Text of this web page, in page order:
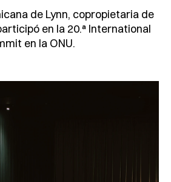
de Lynn, copropietaria de
en la 20.ª International
en la ONU.